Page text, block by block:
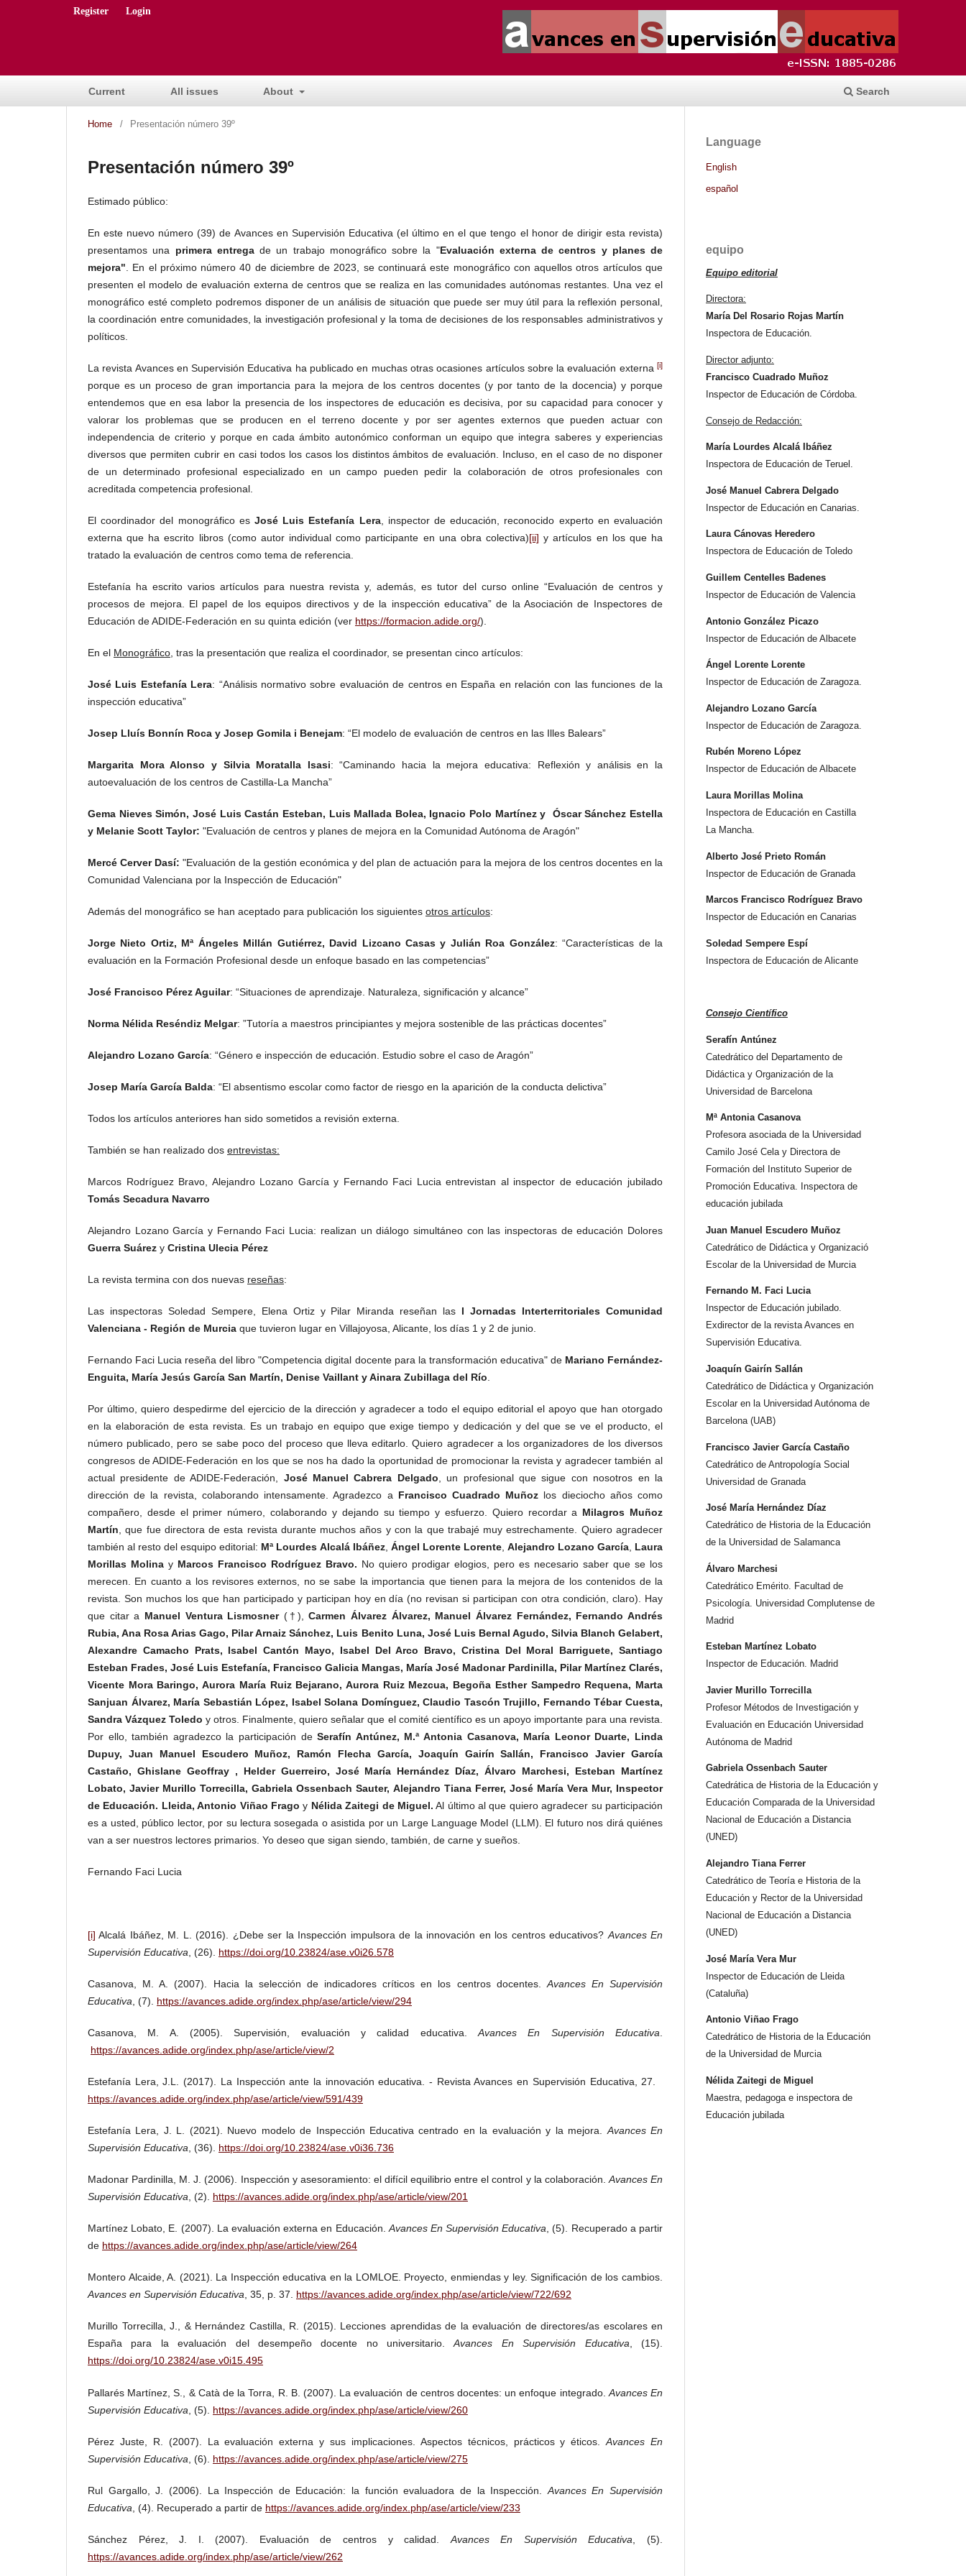
Current All issues About Search
Register Login
Home / Presentación número 39º
Presentación número 39º
Estimado público:
En este nuevo número (39) de Avances en Supervisión Educativa (el último en el que tengo el honor de dirigir esta revista)
presentamos una primera entregade un trabajo monográfico sobre la "Evaluación externa de centros y planes de
mejora" . En el próximo número 40 de diciembre de 2023, se continuará este monográfico con aquellos otros artículos que
presenten el modelo de evaluación externa de centros que se realiza en las comunidades autónomas restantes. Una vez el
monográfico esté completo podremos disponer de un análisis de situación que puede ser muy útil para la reflexión personal,
la coordinación entre comunidades, la investigación profesional y la toma de decisiones de los responsables administrativos y
políticos.
La revista Avances en Supervisión Educativa ha publicado en muchas otras ocasiones artículos sobre la evaluación externa [i]
porque es un proceso de gran importancia para la mejora de los centros docentes (y por tanto de la docencia) y porque
entendemos que en esa labor la presencia de los inspectores de educación es decisiva, por su capacidad para conocer y
valorar los problemas que se producen en el terreno docente y por ser agentes externos que pueden actuar con
independencia de criterio y porque en cada ámbito autonómico conforman un equipo que integra saberes y experiencias
diversos que permiten cubrir en casi todos los casos los distintos ámbitos de evaluación. Incluso, en el caso de no disponer
de un determinado profesional especializado en un campo pueden pedir la colaboración de otros profesionales con
acreditada competencia profesional.
El coordinador del monográfico esJosé Luis Estefanía Lera, inspector de educación, reconocido experto en evaluación
externa que ha escrito libros (como autor individual como participante en una obra colectiva)[ii] y artículos en los que ha
tratado la evaluación de centros como tema de referencia.
Estefanía ha escrito varios artículos para nuestra revista y, además, es tutor del curso online “Evaluación de centros y
procesos de mejora. El papel de los equipos directivos y de la inspección educativa” de la Asociación de Inspectores de
Educación de ADIDE-Federación en su quinta edición (ver https://formacion.adide.org/).
En el Monográfico , tras la presentación que realiza el coordinador, se presentan cinco artículos:
José Luis Estefanía Lera: “Análisis normativo sobre evaluación de centros en España en relación con las funciones de la
inspección educativa”
Josep Lluís Bonnín Roca y Josep Gomila i Benejam: “El modelo de evaluación de centros en las Illes Balears”
Margarita Mora Alonso y Silvia Moratalla Isasi: “Caminando hacia la mejora educativa: Reflexión y análisis en la
autoevaluación de los centros de Castilla-La Mancha”
Gema Nieves Simón, José Luis Castán Esteban, Luis Mallada Bolea, Ignacio Polo Martínez y Óscar Sánchez Estella
y Melanie Scott Taylor: "Evaluación de centros y planes de mejora en la Comunidad Autónoma de Aragón"
Mercé Cerver Dasí: "Evaluación de la gestión económica y del plan de actuación para la mejora de los centros docentes en la
Comunidad Valenciana por la Inspección de Educación"
Además del monográfico se han aceptado para publicación los siguientes otros artículos:
Jorge Nieto Ortiz, Mª Ángeles Millán Gutiérrez, David Lizcano Casas y Julián Roa González: “Características de la
evaluación en la Formación Profesional desde un enfoque basado en las competencias”
José Francisco Pérez Aguilar: “Situaciones de aprendizaje. Naturaleza, significación y alcance”
Norma Nélida Reséndiz Melgar: ”Tutoría a maestros principiantes y mejora sostenible de las prácticas docentes”
Alejandro Lozano García: “Género e inspección de educación. Estudio sobre el caso de Aragón”
Josep María García Balda: “El absentismo escolar como factor de riesgo en la aparición de la conducta delictiva”
Todos los artículos anteriores han sido sometidos a revisión externa.
También se han realizado dos entrevistas:
Marcos Rodríguez Bravo, Alejandro Lozano García y Fernando Faci Lucia entrevistan al inspector de educación jubilado
Tomás Secadura Navarro
Alejandro Lozano García y Fernando Faci Lucia: realizan un diálogo simultáneo con las inspectoras de educación Dolores
Guerra Suárez y Cristina Ulecia Pérez
La revista termina con dos nuevas reseñas:
Las inspectoras Soledad Sempere, Elena Ortiz y Pilar Miranda reseñan las I Jornadas Interterritoriales Comunidad
Valenciana - Región de Murcia que tuvieron lugar en Villajoyosa, Alicante, los días 1 y 2 de junio.
Fernando Faci Lucia reseña del libro "Competencia digital docente para la transformación educativa" de Mariano Fernández-
Enguita, María Jesús García San Martín, Denise Vaillant y Ainara Zubillaga del Río.
Por último, quiero despedirme del ejercicio de la dirección y agradecer a todo el equipo editorial el apoyo que han otorgado
en la elaboración de esta revista. Es un trabajo en equipo que exige tiempo y dedicación y del que se ve el producto, el
número publicado, pero se sabe poco del proceso que lleva editarlo. Quiero agradecer a los organizadores de los diversos
congresos de ADIDE-Federación en los que se nos ha dado la oportunidad de promocionar la revista y agradecer también al
actual presidente de ADIDE-Federación, José Manuel Cabrera Delgado, un profesional que sigue con nosotros en la
dirección de la revista, colaborando intensamente. Agradezco a Francisco Cuadrado Muñoz los dieciocho años como
compañero, desde el primer número, colaborando y dejando su tiempo y esfuerzo. Quiero recordar a Milagros Muñoz
Martín, que fue directora de esta revista durante muchos años y con la que trabajé muy estrechamente. Quiero agradecer
también al resto del esquipo editorial: Mª Lourdes Alcalá Ibáñez, Ángel Lorente Lorente, Alejandro Lozano García, Laura
Morillas Molina y Marcos Francisco Rodríguez Bravo. No quiero prodigar elogios, pero es necesario saber que se los
merecen. En cuanto a los revisores externos, no se sabe la importancia que tienen para la mejora de los contenidos de la
revista. Son muchos los que han participado y participan hoy en día (no revisan si participan con otra condición, claro). Hay
que citar a Manuel Ventura Lismosner(†),Carmen Álvarez Álvarez, Manuel Álvarez Fernández, Fernando Andrés
Rubia, Ana Rosa Arias Gago, Pilar Arnaiz Sánchez, Luis Benito Luna, José Luis Bernal Agudo, Silvia Blanch Gelabert,
Alexandre Camacho Prats, Isabel Cantón Mayo, Isabel Del Arco Bravo, Cristina Del Moral Barriguete, Santiago
Esteban Frades, José Luis Estefanía, Francisco Galicia Mangas, María José Madonar Pardinilla, Pilar Martínez Clarés,
Vicente Mora Baringo, Aurora María Ruiz Bejarano, Aurora Ruiz Mezcua, Begoña Esther Sampedro Requena, Marta
Sanjuan Álvarez, María Sebastián López, Isabel Solana Domínguez, Claudio Tascón Trujillo, Fernando Tébar Cuesta,
Sandra Vázquez Toledoy otros. Finalmente, quiero señalar que el comité científico es un apoyo importante para una revista.
Por ello, también agradezco la participación deSerafín Antúnez, M.ª Antonia Casanova, María Leonor Duarte, Linda
Dupuy, Juan Manuel Escudero Muñoz, Ramón Flecha García, Joaquín Gairín Sallán, Francisco Javier García
Castaño, Ghislane Geoffray , Helder Guerreiro, José María Hernández Díaz, Álvaro Marchesi, Esteban Martínez
Lobato, Javier Murillo Torrecilla, Gabriela Ossenbach Sauter, Alejandro Tiana Ferrer, José María Vera Mur, Inspector
de Educación. Lleida, Antonio Viñao Fragoy Nélida Zaitegi de Miguel. Al último al que quiero agradecer su participación
es a usted, público lector, por su lectura sosegada o asistida por un Large Language Model (LLM). El futuro nos dirá quiénes
van a ser nuestros lectores primarios. Yo deseo que sigan siendo, también, de carne y sueños.
Fernando Faci Lucia
[i] Alcalá Ibáñez, M. L. (2016). ¿Debe ser la Inspección impulsora de la innovación en los centros educativos?Avances En
Supervisión Educativa, (26). https://doi.org/10.23824/ase.v0i26.578
Casanova, M. A. (2007). Hacia la selección de indicadores críticos en los centros docentes.Avances En Supervisión
Educativa, (7). https://avances.adide.org/index.php/ase/article/view/294
Casanova, M. A. (2005). Supervisión, evaluación y calidad educativa.Avances En Supervisión Educativa.
https://avances.adide.org/index.php/ase/article/view/2
Estefanía Lera, J.L. (2017). La Inspección ante la innovación educativa. - Revista Avances en Supervisión Educativa, 27.
https://avances.adide.org/index.php/ase/article/view/591/439
Estefanía Lera, J. L. (2021). Nuevo modelo de Inspección Educativa centrado en la evaluación y la mejora.Avances En
Supervisión Educativa, (36). https://doi.org/10.23824/ase.v0i36.736
Madonar Pardinilla, M. J. (2006). Inspección y asesoramiento: el difícil equilibrio entre el control y la colaboración.Avances En
Supervisión Educativa, (2). https://avances.adide.org/index.php/ase/article/view/201
Martínez Lobato, E. (2007). La evaluación externa en Educación.Avances En Supervisión Educativa, (5). Recuperado a partir
de https://avances.adide.org/index.php/ase/article/view/264
Montero Alcaide, A. (2021). La Inspección educativa en la LOMLOE. Proyecto, enmiendas y ley. Significación de los cambios.
Avances en Supervisión Educativa, 35, p. 37. https://avances.adide.org/index.php/ase/article/view/722/692
Murillo Torrecilla, J., & Hernández Castilla, R. (2015). Lecciones aprendidas de la evaluación de directores/as escolares en
España para la evaluación del desempeño docente no universitario.Avances En Supervisión Educativa, (15).
https://doi.org/10.23824/ase.v0i15.495
Pallarés Martínez, S., & Catà de la Torra, R. B. (2007). La evaluación de centros docentes: un enfoque integrado. Avances En
Supervisión Educativa , (5). https://avances.adide.org/index.php/ase/article/view/260
Pérez Juste, R. (2007). La evaluación externa y sus implicaciones. Aspectos técnicos, prácticos y éticos.Avances En
Supervisión Educativa , (6). https://avances.adide.org/index.php/ase/article/view/275
Rul Gargallo, J. (2006). La Inspección de Educación: la función evaluadora de la Inspección. Avances En Supervisión
Educativa , (4). Recuperado a partir de https://avances.adide.org/index.php/ase/article/view/233
Sánchez Pérez, J. I. (2007). Evaluación de centros y calidad. Avances En Supervisión Educativa , (5).
https://avances.adide.org/index.php/ase/article/view/262
Language
English
español
equipo
Equipo editorial
Directora:
María Del Rosario Rojas Martín
Inspectora de Educación.
Director adjunto:
Francisco Cuadrado Muñoz
Inspector de Educación de Córdoba.
Consejo de Redacción:
María Lourdes Alcalá Ibáñez
Inspectora de Educación de Teruel.
José Manuel Cabrera Delgado
Inspector de Educación en Canarias.
Laura Cánovas Heredero
Inspectora de Educación de Toledo
Guillem Centelles Badenes
Inspector de Educación de Valencia
Antonio González Picazo
Inspector de Educación de Albacete
Ángel Lorente Lorente
Inspector de Educación de Zaragoza.
Alejandro Lozano García
Inspector de Educación de Zaragoza.
Rubén Moreno López
Inspector de Educación de Albacete
Laura Morillas Molina
Inspectora de Educación en Castilla
La Mancha.
Alberto José Prieto Román
Inspector de Educación de Granada
Marcos Francisco Rodríguez Bravo
Inspector de Educación en Canarias
Soledad Sempere Espí
Inspectora de Educación de Alicante
Consejo Científico
Serafín Antúnez
Catedrático del Departamento de
Didáctica y Organización de la
Universidad de Barcelona
Mª Antonia Casanova
Profesora asociada de la Universidad
Camilo José Cela y Directora de
Formación del Instituto Superior de
Promoción Educativa. Inspectora de
educación jubilada
Juan Manuel Escudero Muñoz
Catedrático de Didáctica y Organizació
Escolar de la Universidad de Murcia
Fernando M. Faci Lucia
Inspector de Educación jubilado.
Exdirector de la revista Avances en
Supervisión Educativa.
Joaquín Gairín Sallán
Catedrático de Didáctica y Organización
Escolar en la Universidad Autónoma de
Barcelona (UAB)
Francisco Javier García Castaño
Catedrático de Antropología Social
Universidad de Granada
José María Hernández Díaz
Catedrático de Historia de la Educación
de la Universidad de Salamanca
Álvaro Marchesi
Catedrático Emérito. Facultad de
Psicología. Universidad Complutense de
Madrid
Esteban Martínez Lobato
Inspector de Educación. Madrid
Javier Murillo Torrecilla
Profesor Métodos de Investigación y
Evaluación en Educación Universidad
Autónoma de Madrid
Gabriela Ossenbach Sauter
Catedrática de Historia de la Educación y
Educación Comparada de la Universidad
Nacional de Educación a Distancia
(UNED)
Alejandro Tiana Ferrer
Catedrático de Teoría e Historia de la
Educación y Rector de la Universidad
Nacional de Educación a Distancia
(UNED)
José María Vera Mur
Inspector de Educación de Lleida
(Cataluña)
Antonio Viñao Frago
Catedrático de Historia de la Educación
de la Universidad de Murcia
Nélida Zaitegi de Miguel
Maestra, pedagoga e inspectora de
Educación jubilada